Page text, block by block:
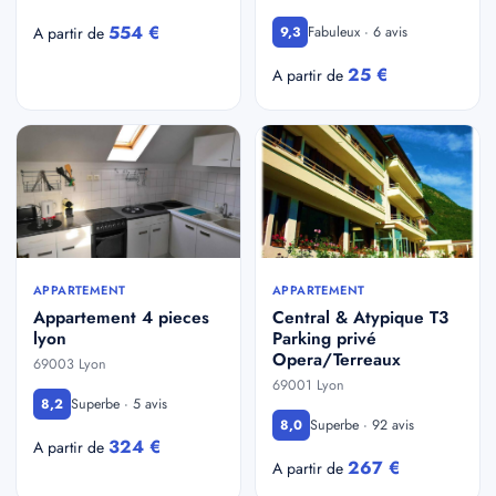
A partir de 554 €
9,3 Fabuleux · 6 avis
A partir de 25 €
APPARTEMENT
Appartement 4 pieces
lyon
69003 Lyon
8,2 Superbe · 5 avis
A partir de 324 €
APPARTEMENT
Central & Atypique T3
Parking privé
Opera/Terreaux
69001 Lyon
8,0 Superbe · 92 avis
A partir de 267 €